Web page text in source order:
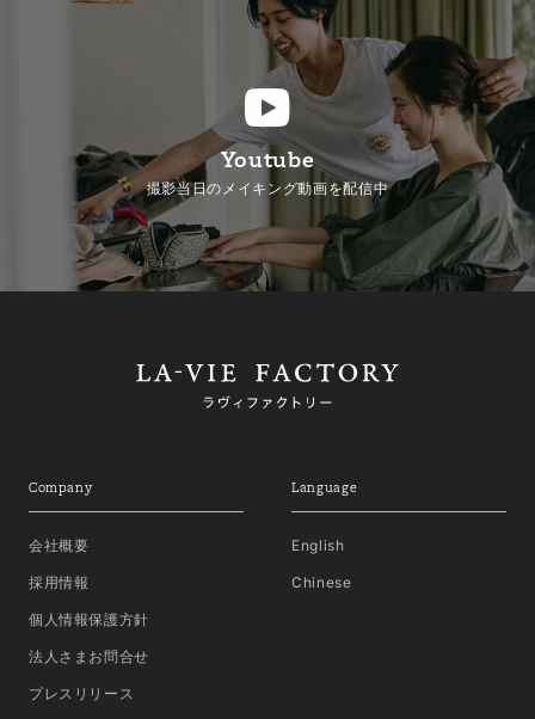
Youtube
撮影当日のメイキング動画を配信中
Company
会社概要
採用情報
個人情報保護方針
法人さまお問合せ
プレスリリース
Language
English
Chinese